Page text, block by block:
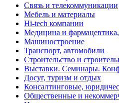
Связь и телекоммуникации
Мебель и материалы
Hi-tech компании
Медицина и фармацевтика,
Машиностроение
Транспорт, автомобили
Строительство и
Выставки. Семинары.
Досуг, туризм и отдых
Консалтинговые,
Общественные и